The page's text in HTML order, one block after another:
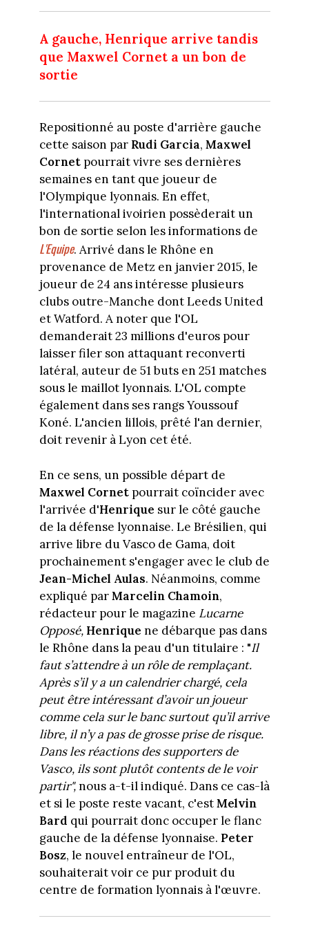
A gauche, Henrique arrive tandis
que Maxwel Cornet a un bon de
sortie
Repositionné au poste d'arrière gauche
cette saison par Rudi Garcia, Maxwel
Cornetpourrait vivre ses dernières
semaines en tant que joueur de
l'Olympique lyonnais. En effet,
l'international ivoirien possèderait un
bon de sortie selon les informations de
L'Equipe. Arrivé dans le Rhône en
provenance de Metz en janvier 2015, le
joueur de 24 ans intéresse plusieurs
clubs outre-Manche dont Leeds United
et Watford. A noter que l'OL
demanderait 23 millions d'euros pour
laisser filer son attaquant reconverti
latéral, auteur de 51 buts en 251 matches
sous le maillot lyonnais. L'OL compte
également dans ses rangs Youssouf
Koné. L'ancien lillois, prêté l'an dernier,
doit revenir à Lyon cet été.
En ce sens, un possible départ de
Maxwel Cornetpourrait coïncider avec
l'arrivée d'Henrique sur le côté gauche
de la défense lyonnaise. Le Brésilien, qui
arrive libre du Vasco de Gama, doit
prochainement s'engager avec le club de
Jean-Michel Aulas. Néanmoins, comme
expliqué parMarcelin Chamoin,
rédacteur pour le magazine Lucarne
Opposé, Henrique ne débarque pas dans
le Rhône dans la peau d'un titulaire : "Il
faut s’attendre à un rôle de remplaçant.
Après s’il y a un calendrier chargé, cela
peut être intéressant d’avoir un joueur
comme cela sur le banc surtout qu’il arrive
libre, il n’y a pas de grosse prise de risque.
Dans les réactions des supporters de
Vasco, ils sont plutôt contents de le voir
partir",nous a-t-il indiqué. Dans ce cas-là
et si le poste reste vacant, c'estMelvin
Bard qui pourrait donc occuper le flanc
gauche de la défense lyonnaise. Peter
Bosz, le nouvel entraîneur de l'OL,
souhaiterait voir ce pur produit du
centre de formation lyonnais à l'œuvre.